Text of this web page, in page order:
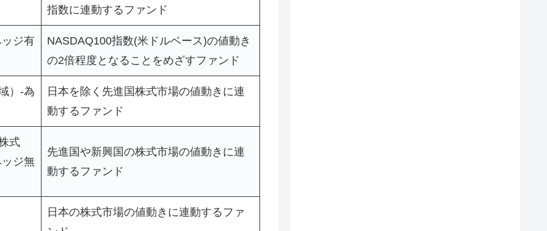
指数に連動するファンド
ジ有
NASDAQ100指数(米ドルベース)の値動き
の2倍程度となることをめざすファンド
）-為
日本を除く先進国株式市場の値動きに連
動するファンド
式
ジ無
先進国や新興国の株式市場の値動きに連
動するファンド
日本の株式市場の値動きに連動するファ